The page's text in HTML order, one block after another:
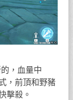
，血量中
，前頂和野豬
擊殺。